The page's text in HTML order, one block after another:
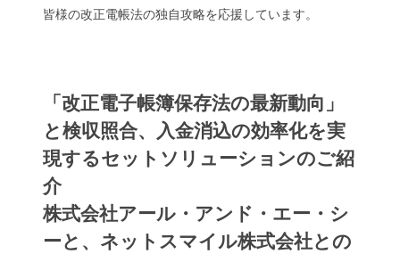
皆様の改正電帳法の独自攻略を応援しています。
「改正電子帳簿保存法の最新動向」
と検収照合、入金消込の効率化を実
現するセットソリューションのご紹
介
株式会社アール・アンド・エー・シ
ーと、ネットスマイル株式会社との